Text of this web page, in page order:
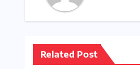
Related Post